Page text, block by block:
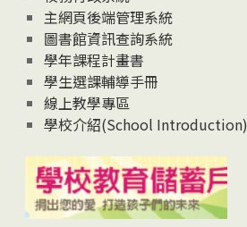
主網頁後端管理系統
圖書館資訊查詢系統
學年課程計畫書
學生選課輔導手冊
線上教學專區
學校介紹(School Introduction)